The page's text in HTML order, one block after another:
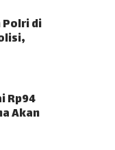
Polri di
Rp94
Akan